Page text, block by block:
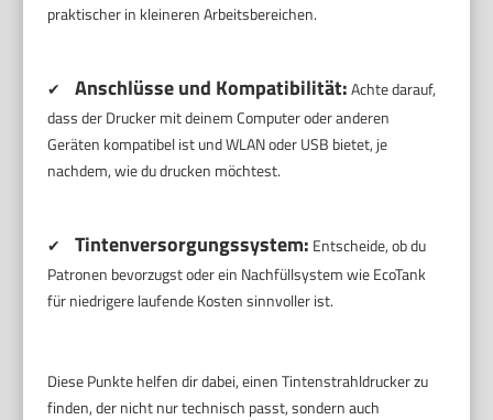
praktischer in kleineren Arbeitsbereichen.
✔ Anschlüsse und Kompatibilität:Achte darauf,
dass der Drucker mit deinem Computer oder anderen
Geräten kompatibel ist und WLAN oder USB bietet, je
nachdem, wie du drucken möchtest.
✔ Tintenversorgungssystem: Entscheide, ob du
Patronen bevorzugst oder ein Nachfüllsystem wie EcoTank
für niedrigere laufende Kosten sinnvoller ist.
Diese Punkte helfen dir dabei, einen Tintenstrahldrucker zu
finden, der nicht nur technisch passt, sondern auch